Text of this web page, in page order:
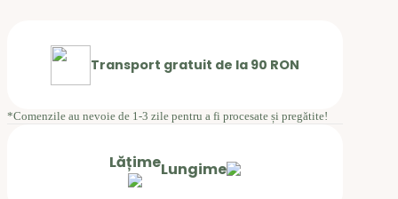
Transport gratuit de la 90 RON
*Comenzile au nevoie de 1-3 zile pentru a fi procesate și pregătite!
LățimeLungime